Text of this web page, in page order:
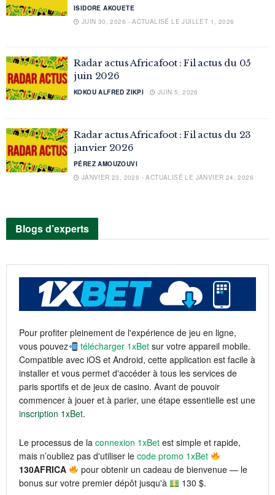
ISIDORE AKOUETE
JUIN 30, 2026 - ACTUALISÉ LE JUILLET 1, 2026
Radar actus Africafoot : Fil actus du 05
juin 2026
KOKOU ALFRED ZIKPI JUIN 5, 2026
Radar actus Africafoot : Fil actus du 23
janvier 2026
PÉREZ AMOUZOUVI
JANVIER 23, 2026 - ACTUALISÉ LE JANVIER 24, 2026
Blogs d’experts
Pour profiter pleinement de l'expérience de jeu en ligne,
vous pouvez
télécharger 1xBet sur votre appareil mobile.
Compatible avec iOS et Android, cette application est facile à
installer et vous permet d'accéder à tous les services de
paris sportifs et de jeux de casino. Avant de pouvoir
commencer à jouer et à parier, une étape essentielle est une
inscription 1xBet.
Le processus de la connexion 1xBet est simple et rapide,
mais n’oubliez pas d'utiliser le code promo 1xBet
130AFRICA
pour obtenir un cadeau de bienvenue — le
bonus sur votre premier dépôt jusqu'à
130 $.